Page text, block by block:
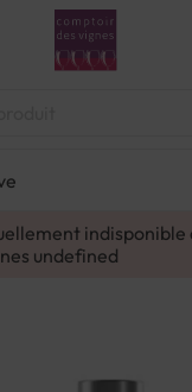
indisponible
undefined